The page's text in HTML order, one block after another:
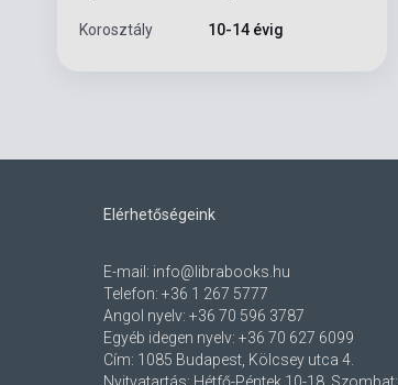
Korosztály 10-14 évig
Elérhetőségeink
E-mail: info@librabooks.hu
Telefon: +36 1 267 5777
Angol nyelv: +36 70 596 3787
Egyéb idegen nyelv: +36 70 627 6099
Cím: 1085 Budapest, Kölcsey utca 4.